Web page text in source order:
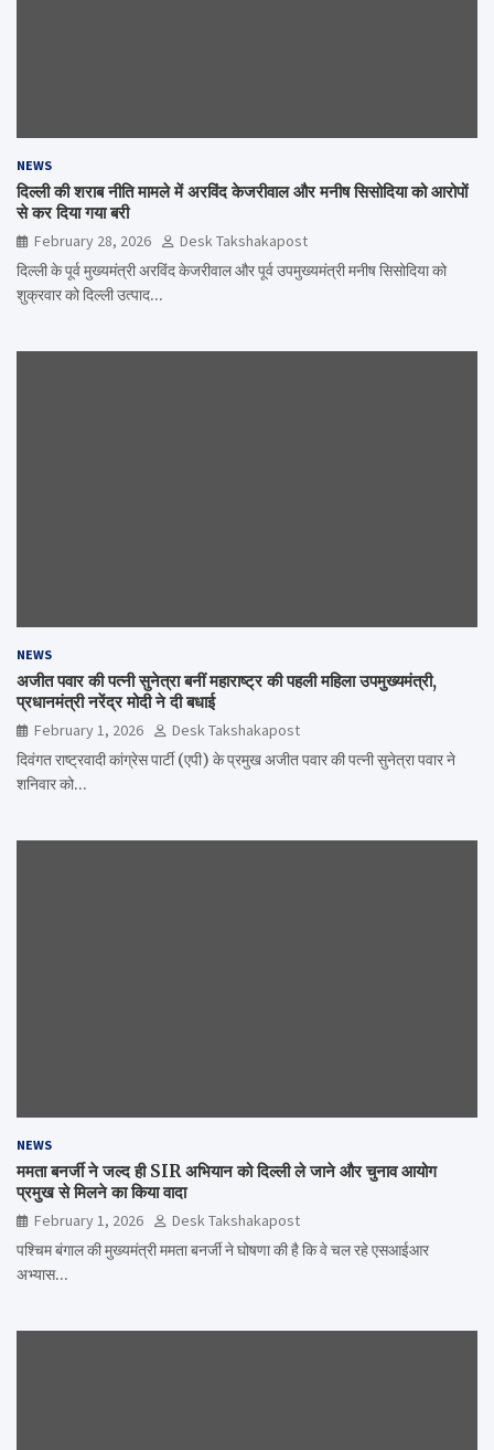
NEWS
दिल्ली की शराब नीति मामले में अरविंद केजरीवाल और मनीष सिसोदिया को आरोपों
से कर दिया गया बरी
February 28, 2026
Desk Takshakapost
दिल्ली के पूर्व मुख्यमंत्री अरविंद केजरीवाल और पूर्व उपमुख्यमंत्री मनीष सिसोदिया को
शुक्रवार को दिल्ली उत्पाद…
NEWS
अजीत पवार की पत्नी सुनेत्रा बनीं महाराष्ट्र की पहली महिला उपमुख्यमंत्री,
प्रधानमंत्री नरेंद्र मोदी ने दी बधाई
February 1, 2026
Desk Takshakapost
दिवंगत राष्ट्रवादी कांग्रेस पार्टी (एपी) के प्रमुख अजीत पवार की पत्नी सुनेत्रा पवार ने
शनिवार को…
NEWS
ममता बनर्जी ने जल्द ही SIR अभियान को दिल्ली ले जाने और चुनाव आयोग
प्रमुख से मिलने का किया वादा
February 1, 2026
Desk Takshakapost
पश्चिम बंगाल की मुख्यमंत्री ममता बनर्जी ने घोषणा की है कि वे चल रहे एसआईआर
अभ्यास…